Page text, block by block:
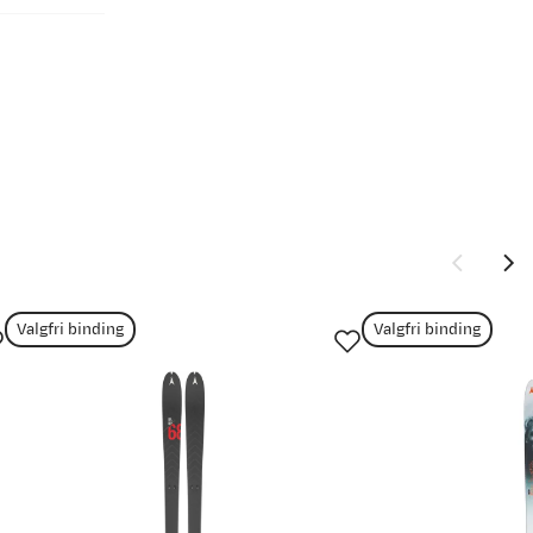
løs snø
Valgfri binding Valgfri binding